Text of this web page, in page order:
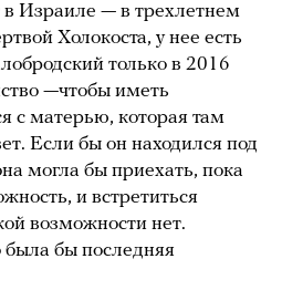
в Израиле — в трехлетнем
Холокоста, у нее есть
только в 2016
—чтобы иметь
с матерью, которая там
Если бы он находился под
могла бы приехать, пока
и встретиться
возможности нет.
была бы последняя